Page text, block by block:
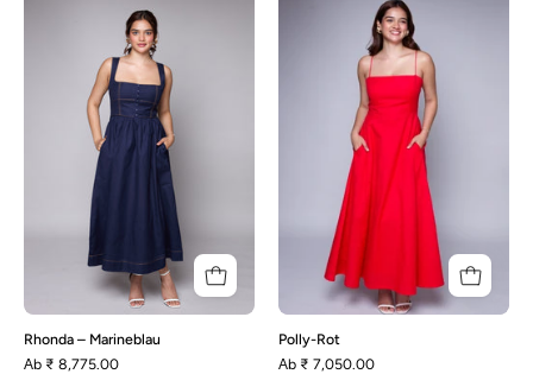
–
Marineblau
Rhonda – Marineblau
Аb ₹ 8,775.00
Rot
Polly-Rot
Аb ₹ 7,050.00